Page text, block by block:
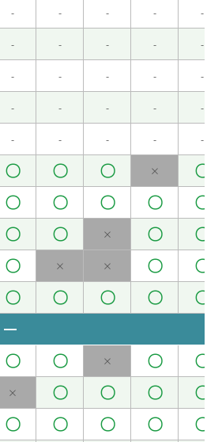
)
样想。我复习今天学习的东
)
出差回来再告诉你我中文说得
流真有意思！下次见！( 50代
时候会特别紧张。我觉得自己
！( 男性 )
实地学习。下次见。( 女性 )
听到发音，但像今天这样注意
真的很有帮助。我会继续练习
见！
( 男性 )
子聊起孔子的话题，她一脸不
实还会迷茫啊。下次见！( 男性
- - - - -
- - - - -
- - - - -
- - - - -
- - - - -
〇 〇 〇 × 〇
〇 〇 〇 〇 〇
〇 〇 × 〇 〇
〇 × × 〇 〇
〇 〇 〇 〇
〇
〇 〇 × 〇 〇
× 〇 〇 〇 〇
〇 〇 〇 〇 〇